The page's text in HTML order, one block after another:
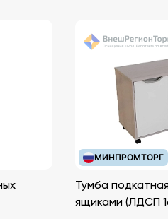
МИНПРОМТОРГ
Тумба
ящиками